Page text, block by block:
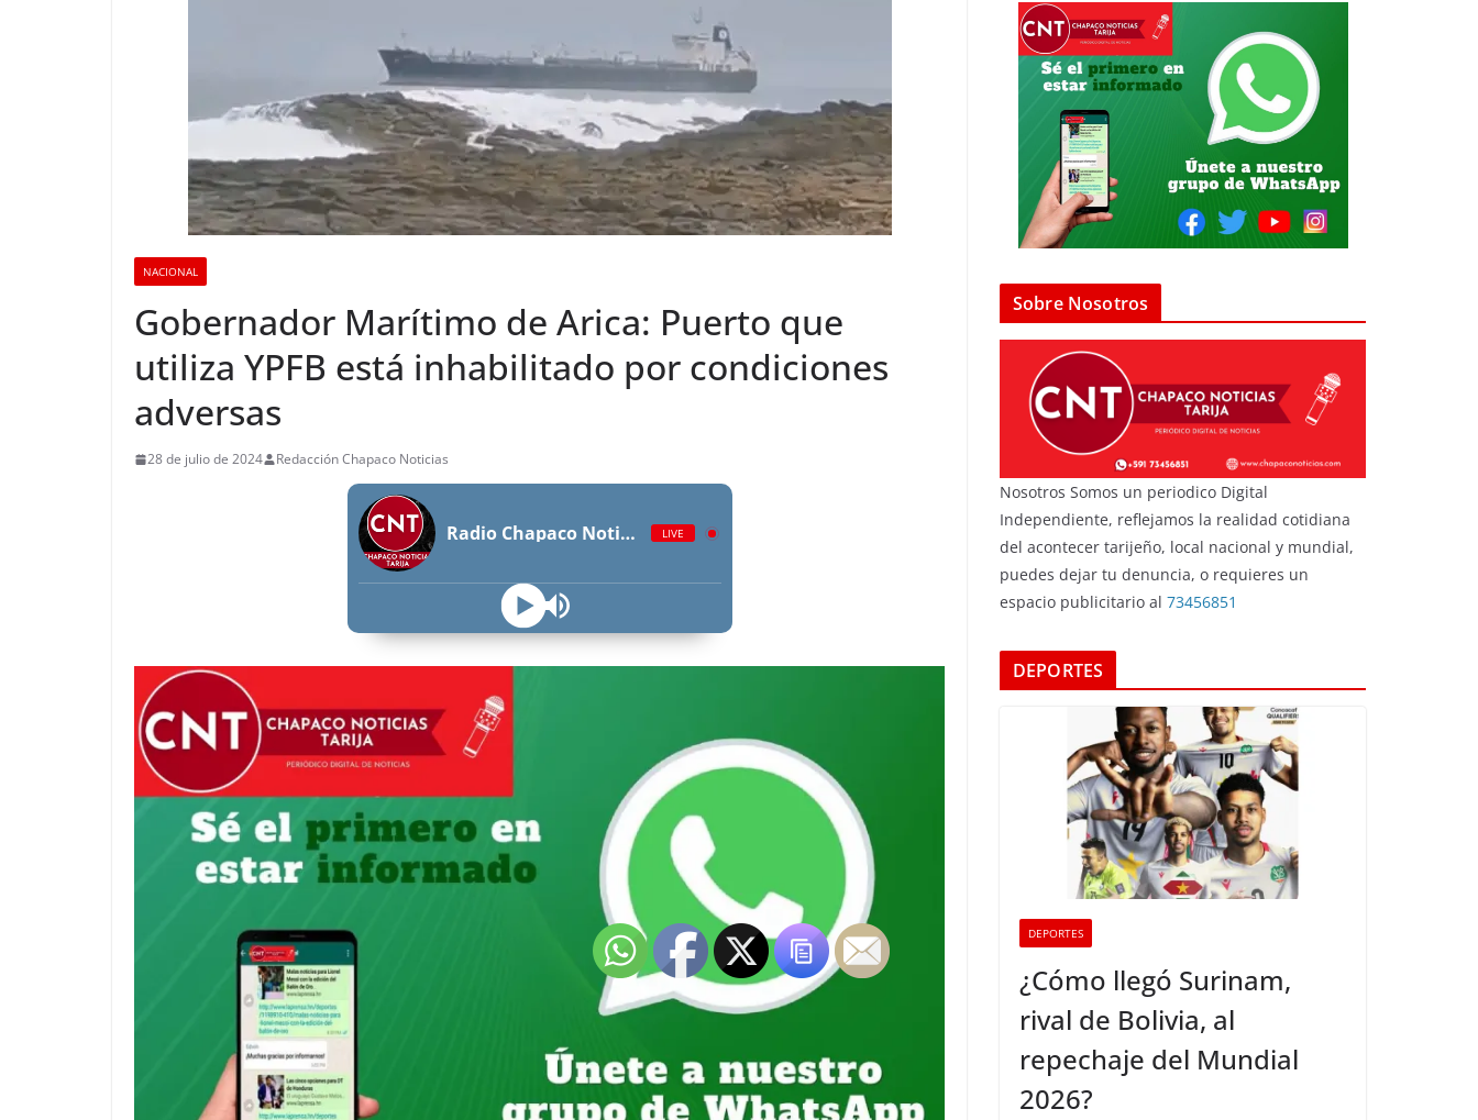
NACIONAL
Gobernador Marítimo de Arica: Puerto que
utiliza YPFB está inhabilitado por condiciones
adversas
28 de julio de 2024 Redacción Chapaco Noticias
Radio Chapaco Noticias Las 24 horas en vivo LIVE
Sobre Nosotros
Nosotros Somos un periodico Digital
Independiente, reflejamos la realidad cotidiana
del acontecer tarijeño, local nacional y mundial,
puedes dejar tu denuncia, o requieres un
espacio publicitario al 73456851
DEPORTES
DEPORTES
¿Cómo llegó Surinam,
rival de Bolivia, al
repechaje del Mundial
2026?